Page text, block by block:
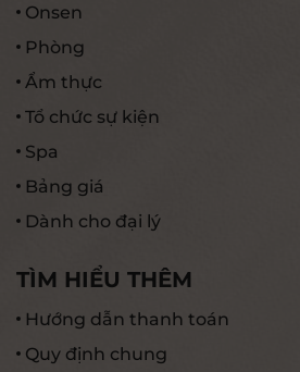
Onsen
Phòng
Ẩm thực
Tổ chức sự kiện
Spa
Bảng giá
Dành cho đại lý
TÌM HIỂU THÊM
Hướng dẫn thanh toán
Quy định chung